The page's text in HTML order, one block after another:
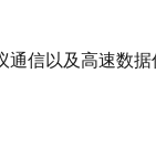
信以及高速数